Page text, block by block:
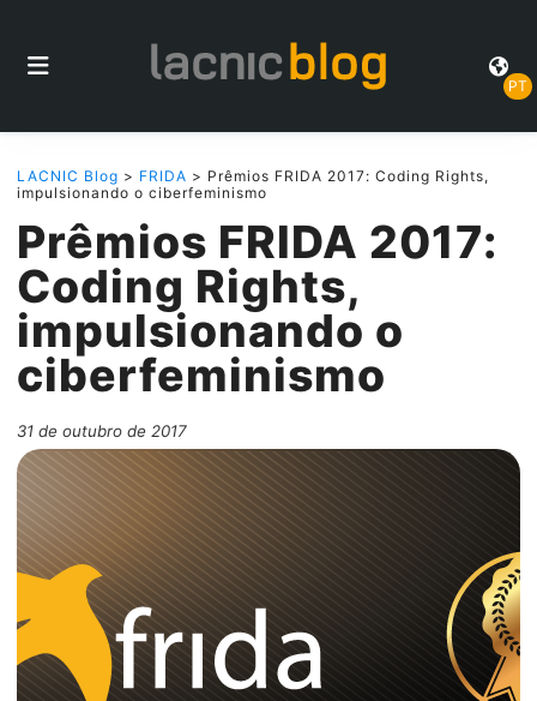
PT
LACNIC Blog > FRIDA > Prêmios FRIDA 2017: Coding Rights,
impulsionando o ciberfeminismo
Prêmios FRIDA 2017:
Coding Rights,
impulsionando o
ciberfeminismo
31 de outubro de 2017